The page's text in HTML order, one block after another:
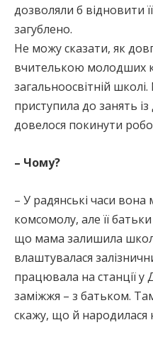
дозволяли б відновити
загублено.
Не можу сказати, як
вчителькою молодших
загальноосвітній
приступила до занять
довелося покинути
– Чому?
– У радянські часи
комсомолу, але її
що мама залишила
влаштувалася
працювала на станції у
заміжжя – з батьком.
скажу, що й народилася